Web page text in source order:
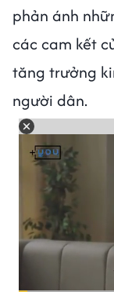
phản ánh
các cam kết
tăng trưởng
người dân.